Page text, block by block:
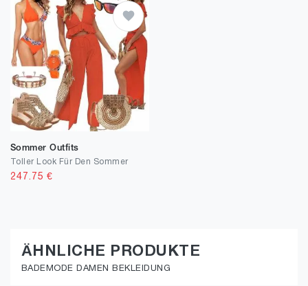
Sommer Outfits
Toller Look Für Den Sommer
247.75 €
ÄHNLICHE PRODUKTE
BADEMODE DAMEN BEKLEIDUNG